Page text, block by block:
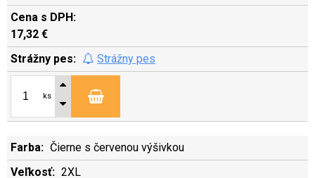
17,32 €
Strážny pes
ks
Čierne s červenou výšivkou
2XL